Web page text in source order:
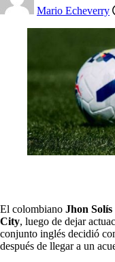
Mario Echeverry
El colombiano Jhon Solís
City, luego de dejar
conjunto inglés decidió
después de llegar a un